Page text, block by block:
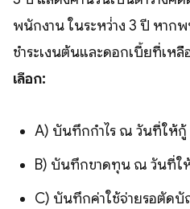
พนักงาน ในระหว่่าง 3 ปี หาก
ชำระเงินต้นและดอกเบี้ยที่เห
เลือก:
A) บันทึกกำไร ณ วันที่ให้กู้
B) บันทึกขาดทุน ณ วันที่ใ
C) บันทึกค่าใช้จ่ายรอตัด